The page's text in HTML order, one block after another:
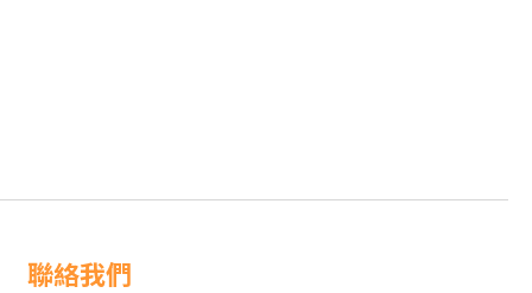
聯絡我們